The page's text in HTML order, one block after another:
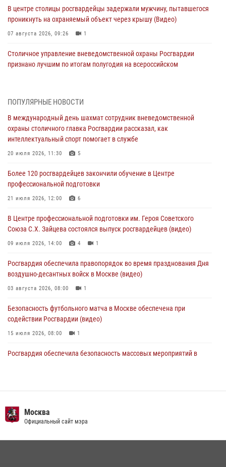
В центре столицы росгвардейцы задержали мужчину, пытавшегося
проникнуть на охраняемый объект через крышу (Видео)
07 августа 2026, 09:26 1
Столичное управление вневедомственной охраны Росгвардии
признано лучшим по итогам полугодия на всероссийском
пьяный дебош в баре (видео)
06 августа 2026, 11:20
Охрану общественного порядка и безопасность на футбольном
06 августа 2026, 08:30
Столичные росгвардейцы задержали мужчину, устроившего дебош
05 августа 2026, 12:39
Московские росгвардейцы обеспечили безопасность проведения
05 августа 2026, 12:35 1
ПОПУЛЯРНЫЕ НОВОСТИ
В международный день шахмат сотрудник вневедомственной
охраны столичного главка Росгвардии рассказал, как
интеллектуальный спорт помогает в службе
20 июля 2026, 11:30 5
Более 120 росгвардейцев закончили обучение в Центре
профессиональной подготовки
21 июля 2026, 12:00 6
В Центре профессиональной подготовки им. Героя Советского
Союза С.Х. Зайцева состоялся выпуск росгвардейцев (видео)
09 июля 2026, 14:00 4 1
Росгвардия обеспечила правопорядок во время празднования Дня
воздушно-десантных войск в Москве (видео)
03 августа 2026, 08:00 1
Безопасность футбольного матча в Москве обеспечена при
содействии Росгвардии (видео)
15 июля 2026, 08:00 1
Росгвардия обеспечила безопасность массовых мероприятий в
чемпионат по самбо (виео)
15 июля 2026, 14:00 8
Москва
Официальный сайт мэра